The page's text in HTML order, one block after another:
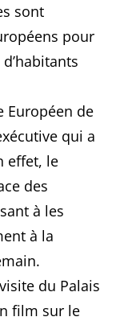
sont
pour
Européen de
qui a
effet, le
des
à les
à la
du Palais
film sur le